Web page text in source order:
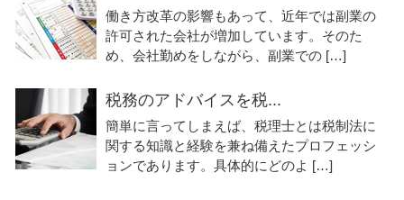
働き方改革の影響もあって、近年では副業の
許可された会社が増加しています。そのた
め、会社勤めをしながら、副業での […]
税務のアドバイスを税...
簡単に言ってしまえば、税理士とは税制法に
関する知識と経験を兼ね備えたプロフェッシ
ョンであります。具体的にどのよ […]